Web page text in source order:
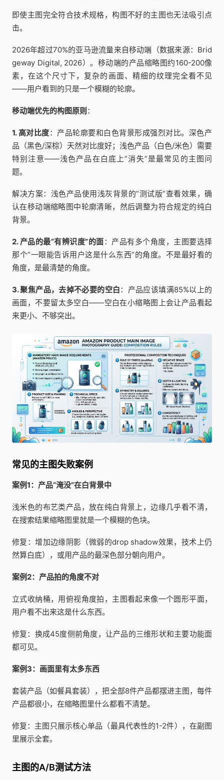
即使主图完全符合技术规格，构图不好的主图也无法吸引点
击。
2026年超过70%的亚马逊流量来自移动端（数据来源：Brid
geway Digital, 2026）。移动端的产品缩略图约160-200像
素，在这个尺寸下，复杂的画面、精细的纹理完全看不见
——用户看到的只是一个模糊的轮廓。
移动端优先的构图原则 ：
1. 高对比度：产品轮廓要和白色背景形成强烈对比。深色产
品（黑色/深棕）天然对比度好；浅色产品（白色/米色）需要
特别注意——浅色产品在白底上”消失”是最常见的主图问
题。
解决方案：浅色产品使用浅灰背景的”测试版”查看效果，确
认在移动端缩略图中轮廓清晰，然后调整为符合规定的纯白
背景。
2. 产品的最”有辨识度”的面：产品有多个角度，主图要选择
那个”一眼能告诉用户这是什么东西”的角度。不是最好看的
角度，是最清楚的角度。
3. 聚焦产品，去掉不必要的空白：产品应该填满85%以上的
画面，不要留太多空白——空白在小缩略图上会让产品看起
来更小、不够突出。
常见的主图失败案例
案例1：产品”淹没”在白背景中
浅米色的布艺类产品，放在纯白背景上，边缘几乎看不清，
在搜索结果缩略图里就是一个模糊的色块。
修复：增加边缘阴影（微弱的drop shadow效果，技术上仍
然算白底），或用产品的最深色部分朝向用户。
案例2：产品拍的角度不对
立式收纳桶，用俯视角度拍，主图看起来像一个圆形平面，
用户看不出来这是什么东西。
修复：换成45度侧前角度，让产品的三维形状和主要功能面
都可见。
案例3：画面里有太多东西
套装产品（如餐具套装），把全部8件产品都摆进主图，每件
产品都很小，在缩略图里什么都看不清楚。
修复：主图只展示核心单品（最具代表性的1-2件），在副图
里展示全套。
主图的A/B测试方法